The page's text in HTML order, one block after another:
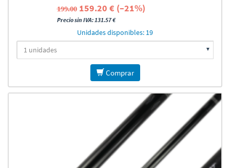
199.00 159.20 € (–21%)
Precio sin IVA: 131.57 €
Unidades disponibles: 19
Comprar